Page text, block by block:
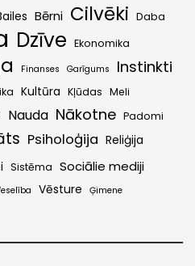
Bērni Cilvēki Daba
Dzīve Ekonomika
Finanses Garīgums Instinkti
Kultūra Kļūdas Meli
Nauda Nākotne Padomi
Psiholoģija Reliģija
Sistēma Sociālie mediji
Vēsture Ģimene